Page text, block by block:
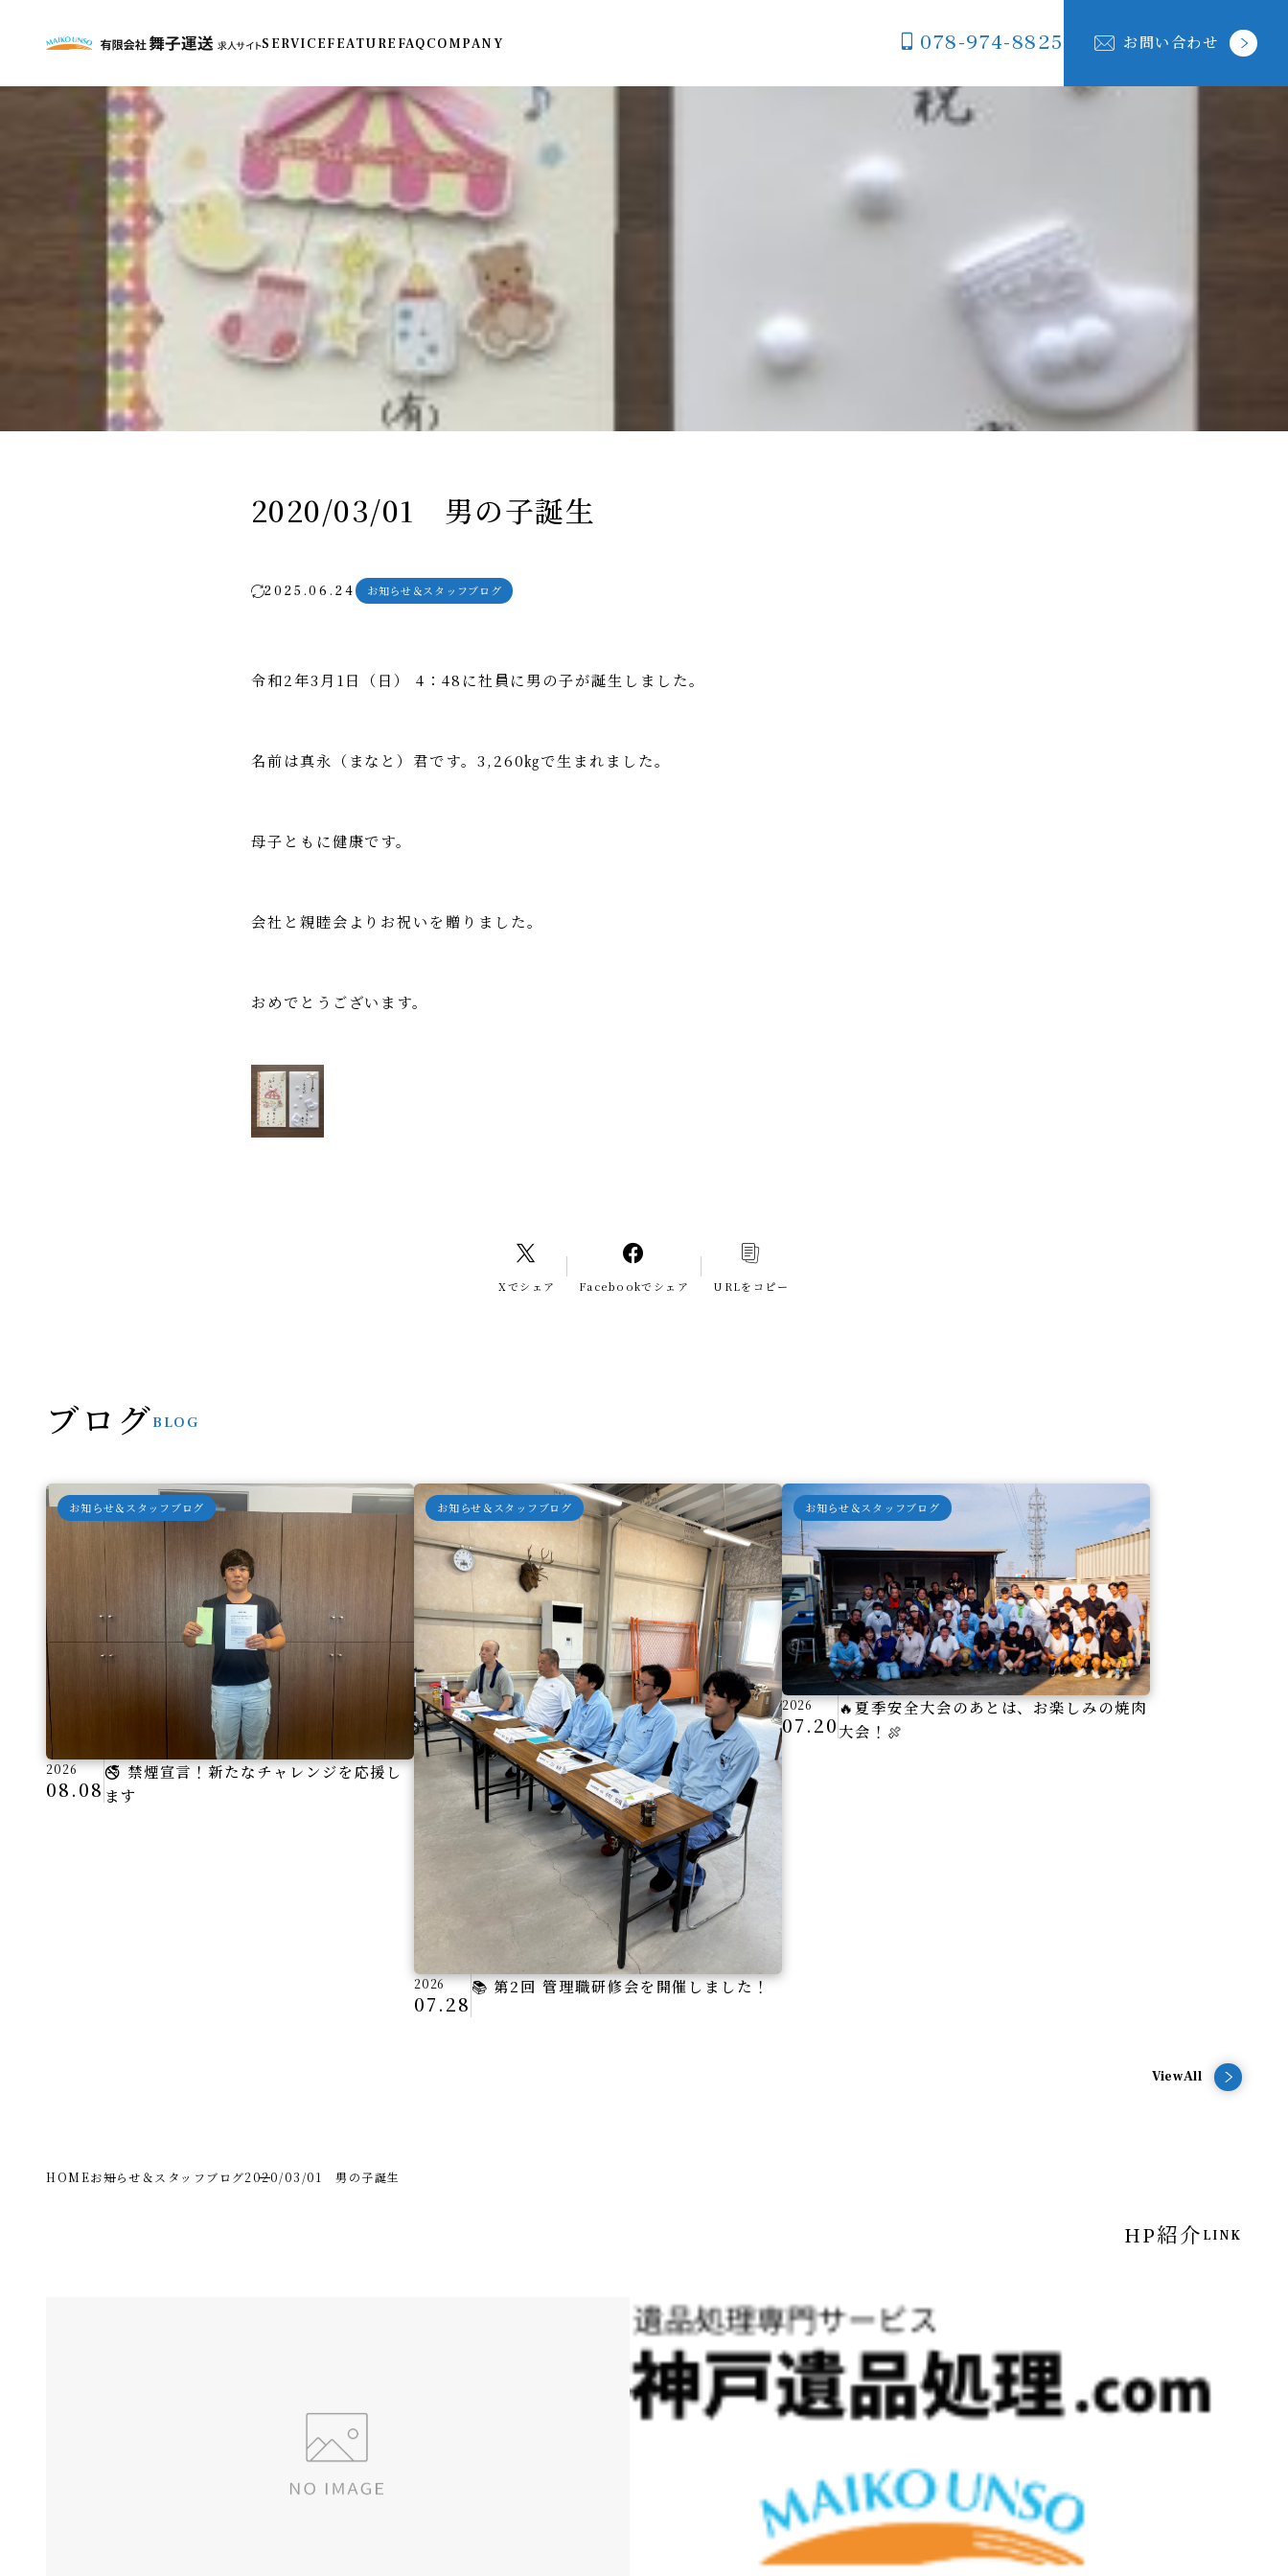
SERVICEFEATURE FAQCOMPANY 078-974-8825 お問い合わせ
2020/03/01 男の子誕生
2025.06.24 お知らせ＆スタッフブログ
令和2年3月1日（日） 4：48に社員に男の子が誕生しました。
名前は真永（まなと）君です。3,260㎏で生まれました。
母子ともに健康です。
会社と親睦会よりお祝いを贈りました。
おめでとうございます。
Xでシェア Facebookでシェア URLをコピー
BLOG
ブログ
お知らせ＆スタッフブログ
2026
08.08
🚭 禁煙宣言！新たなチャレンジを応援し
ます
お知らせ＆スタッフブログ
2026
07.28
📚 第2回 管理職研修会を開催しました！
お知らせ＆スタッフブログ
2026
07.20
🔥夏季安全大会のあとは、お楽しみの焼肉
大会！🍖
ViewAll
HOMEお知らせ＆スタッフブログ2020/03/01 男の子誕生
LINK
HP紹介